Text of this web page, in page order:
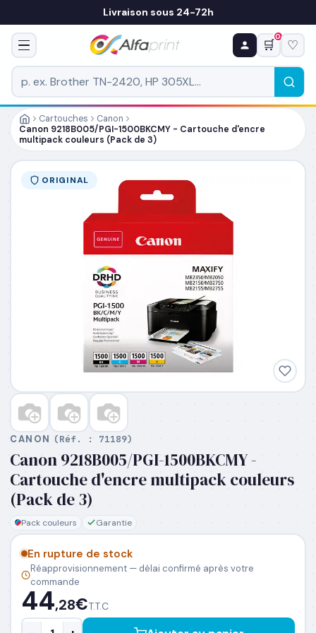
Livraison sous 24-72h
🛒
0
♡
Cartouches
Canon
Canon 9218B005/PGI-1500BKCMY - Cartouche d'encre
multipack couleurs (Pack de 3)
ORIGINAL
CANON (Réf. : 71189)
Canon 9218B005/PGI-1500BKCMY -
Cartouche d'encre multipack couleurs
(Pack de 3)
Pack couleurs Garantie
En rupture de stock
Réapprovisionnement — délai confirmé après votre
commande
44,28€T.T.C
♻ COMMANDE RÉCURRENTE
Prévoyez & économisez
vous prépare un devis personnalisé
RÉFÉRENCE DU PRODUIT*
QUANTITÉ PAR LIVRAISON*
DATE DE PREMIÈRE LIVRAISON SOUHAITÉE
NOM
EMAIL PROFESSIONNEL*
SOCIÉTÉ
PRÉCISEZ VOS BESOINS (OPTIONNEL)